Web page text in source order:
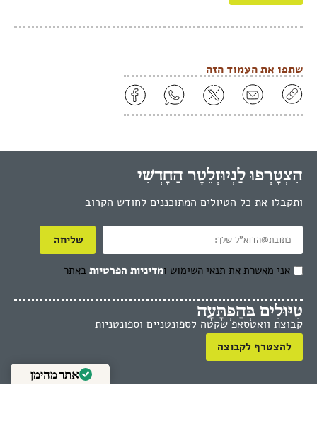
שתפו את העמוד הזה
הִצְטָרְפוּ לַנְיוּזְלֵטֶר הַחָדְשִׁי
ותקבלו את כל הטיולים המתוכננים לחודש הקרוב
אני מאשרת את תנאי השימוש ומדיניות הפרטיות באתר
שליחה
טִיּוּלִים בְּהַפְתָּעָה
קבוצת וואטסאפ שקטה לספונטניים וספונטניות
להצטרף לקבוצה
אתר מהימן